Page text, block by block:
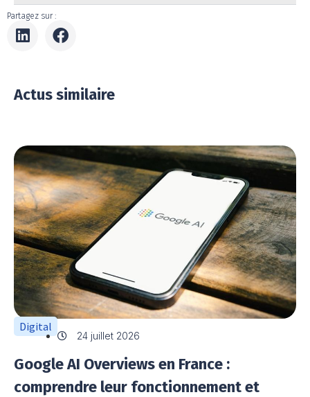
Partagez sur :
Actus similaire
Digital
24 juillet 2026
Google AI Overviews en France :
comprendre leur fonctionnement et